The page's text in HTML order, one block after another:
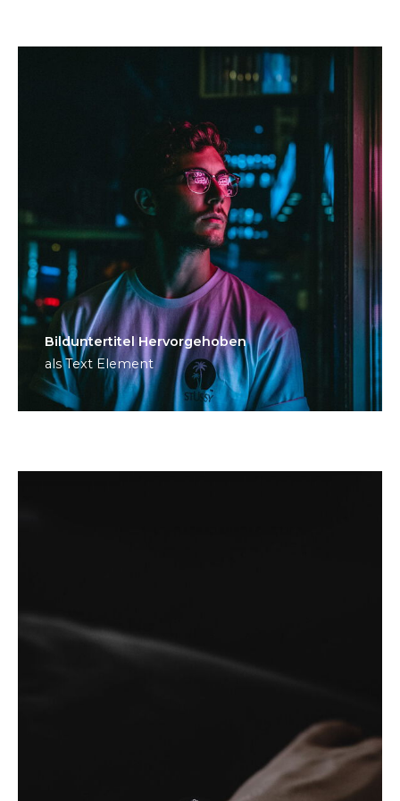
Bild­unter­titel Hervorgehoben
als Text Element